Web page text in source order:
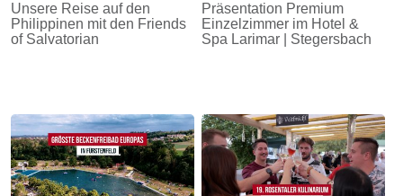
Unsere Reise auf den
Philippinen mit den Friends
of Salvatorian
Präsentation Premium
Einzelzimmer im Hotel &
Spa Larimar | Stegersbach